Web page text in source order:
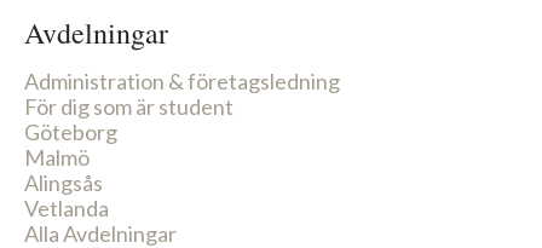
Avdelningar
Administration & företagsledning
För dig som är student
Göteborg
Malmö
Alingsås
Vetlanda
Alla Avdelningar